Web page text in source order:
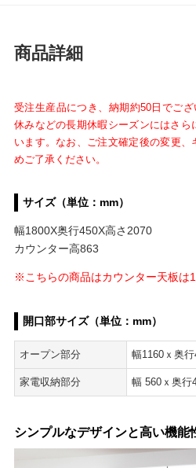
商品詳細
受注生産品につき、納期約50日でご
休みなどの長期休暇シーズンにはさ
います。なお、ご注文確定後の変更
めご了承ください。
サイズ（単位：mm）
幅1800X奥行450X高さ2070
カウンター高863
※こちらの商品はカウンター天板は
開口部サイズ（単位：mm）
オープン部分 幅1160ｘ奥
家電収納部分 幅 560ｘ奥行
シンプルなデザインと高い機能